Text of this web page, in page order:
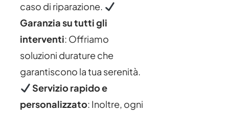
caso di riparazione.
Garanzia su tutti gli
interventi: Offriamo
soluzioni durature che
garantiscono la tua serenità.
Servizio rapido e
personalizzato: Inoltre, ogni